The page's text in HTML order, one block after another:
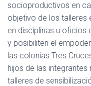
socioproductivos en
objetivo de los talleres
en disciplinas u oficios
y posibiliten el
las colonias Tres
hijos de las
talleres de